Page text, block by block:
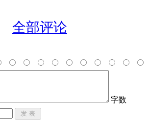
全部评论
字数